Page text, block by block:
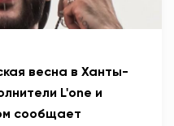
весна в Ханты-
L'one и
сообщает